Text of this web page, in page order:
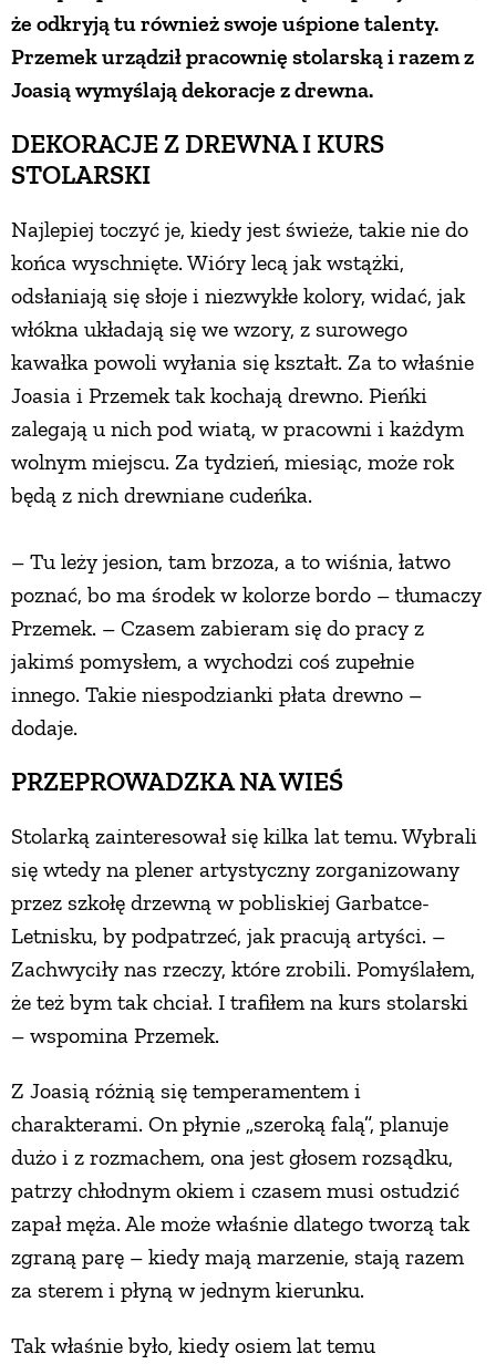
że odkryją tu również swoje uśpione talenty.
Przemek urządził pracownię stolarską i razem z
Joasią wymyślają dekoracje z drewna.
DEKORACJE Z DREWNA I KURS
STOLARSKI
Najlepiej toczyć je, kiedy jest świeże, takie nie do
końca wyschnięte. Wióry lecą jak wstążki,
odsłaniają się słoje i niezwykłe kolory, widać, jak
włókna układają się we wzory, z surowego
kawałka powoli wyłania się kształt. Za to właśnie
Joasia i Przemek tak kochają drewno. Pieńki
zalegają u nich pod wiatą, w pracowni i każdym
wolnym miejscu. Za tydzień, miesiąc, może rok
będą z nich drewniane cudeńka.
– Tu leży jesion, tam brzoza, a to wiśnia, łatwo
poznać, bo ma środek w kolorze bordo – tłumaczy
Przemek. – Czasem zabieram się do pracy z
jakimś pomysłem, a wychodzi coś zupełnie
innego. Takie niespodzianki płata drewno –
dodaje.
PRZEPROWADZKA NA WIEŚ
Stolarką zainteresował się kilka lat temu. Wybrali
się wtedy na plener artystyczny zorganizowany
przez szkołę drzewną w pobliskiej Garbatce-
Letnisku, by podpatrzeć, jak pracują artyści. –
Zachwyciły nas rzeczy, które zrobili. Pomyślałem,
że też bym tak chciał. I trafiłem na kurs stolarski
– wspomina Przemek.
Z Joasią różnią się temperamentem i
charakterami. On płynie „szeroką falą”, planuje
dużo i z rozmachem, ona jest głosem rozsądku,
patrzy chłodnym okiem i czasem musi ostudzić
zapał męża. Ale może właśnie dlatego tworzą tak
zgraną parę – kiedy mają marzenie, stają razem
za sterem i płyną w jednym kierunku.
Tak właśnie było, kiedy osiem lat temu
ZWIERZĘTA W NATURZE
RĘKODZIEŁO
RZEMIOSŁO
ZWYCZAJE
ZRÓB TO SAM
ŚNIADANIA
PRZYSTAWKI
CIASTA I DESERY
DODATKI
PRZETWORY
INNE